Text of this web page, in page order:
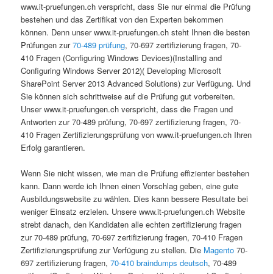
www.it-pruefungen.ch verspricht, dass Sie nur einmal die Prüfung
bestehen und das Zertifikat von den Experten bekommen
können. Denn unser www.it-pruefungen.ch steht Ihnen die besten
Prüfungen zur70-489 prüfung, 70-697 zertifizierung fragen, 70-
410 Fragen (Configuring Windows Devices)(Installing and
Configuring Windows Server 2012)( Developing Microsoft
SharePoint Server 2013 Advanced Solutions) zur Verfügung. Und
Sie können sich schrittweise auf die Prüfung gut vorbereiten.
Unser www.it-pruefungen.ch verspricht, dass die Fragen und
Antworten zur 70-489 prüfung, 70-697 zertifizierung fragen, 70-
410 Fragen Zertifizierungsprüfung von www.it-pruefungen.ch Ihren
Erfolg garantieren.
Wenn Sie nicht wissen, wie man die Prüfung effizienter bestehen
kann. Dann werde ich Ihnen einen Vorschlag geben, eine gute
Ausbildungswebsite zu wählen. Dies kann bessere Resultate bei
weniger Einsatz erzielen. Unsere www.it-pruefungen.ch Website
strebt danach, den Kandidaten alle echten zertifizierung fragen
zur 70-489 prüfung, 70-697 zertifizierung fragen, 70-410 Fragen
Zertifizierungsprüfung zur Verfügung zu stellen. Die Magento 70-
697 zertifizierung fragen,70-410 braindumps deutsch, 70-489